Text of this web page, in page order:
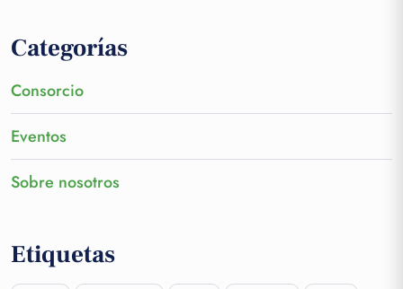
Categorías
Consorcio
Eventos
Sobre nosotros
Etiquetas